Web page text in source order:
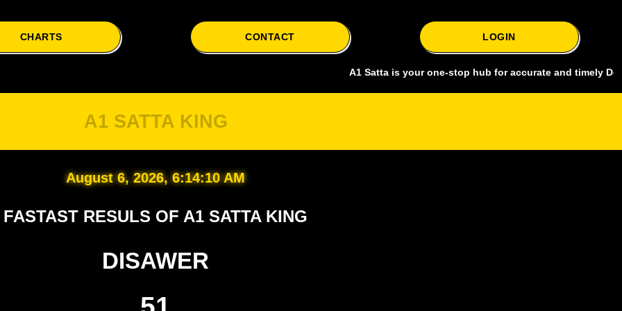
CHARTS CONTACT LOGIN
A1 Satta is your one-stop hub for accurate and timely Delhi
A1 SATTA KING
August 6, 2026, 6:14:11 AM
FASTAST RESULS OF A1 SATTA KING
DISAWER